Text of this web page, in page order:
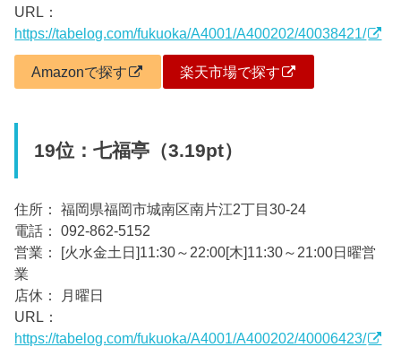
URL：
https://tabelog.com/fukuoka/A4001/A400202/40038421/
Amazonで探す 楽天市場で探す
19位：七福亭（3.19pt）
住所： 福岡県福岡市城南区南片江2丁目30-24
電話： 092-862-5152
営業： [火水金土日]11:30～22:00[木]11:30～21:00日曜営
業
店休： 月曜日
URL：
https://tabelog.com/fukuoka/A4001/A400202/40006423/